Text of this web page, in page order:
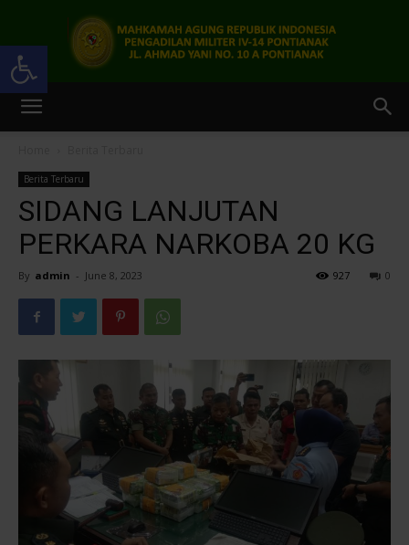
Open toolbar
14
Pontianak
Berita Terbaru
SIDANG LANJUTAN
PERKARA NARKOBA 20 KG
By admin - June 8, 2023 0
927